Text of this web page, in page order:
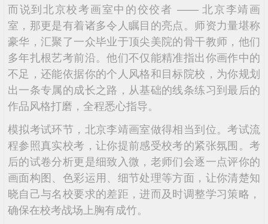
而说到北京校考画室中的佼佼者 —— 北京李靖画
室，那更是有着诸多令人瞩目的亮点。师资力量堪称
豪华，汇聚了一众毕业于顶尖美院的骨干教师，他们
多年扎根艺考前沿。他们不仅能精准指出你画作中的
不足，还能依据你的个人风格和目标院校，为你规划
出一条专属的成长之路，从基础的线条练习到最后的
作品风格打磨，全程悉心指导。
模拟考试环节，北京李靖画室做得相当到位。考试流
程参照真实校考，让你提前感受校考的紧张氛围。考
后的试卷分析更是细致入微，老师们会逐一点评你的
画面构图、色彩运用、细节处理等方面，让你清楚知
晓自己与名校要求的差距，进而及时调整学习策略，
确保在校考战场上胸有成竹。